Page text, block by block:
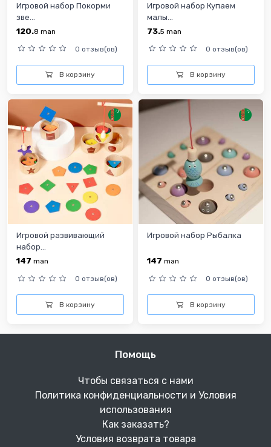
Игровой набор Покорми
зве...
120.8 man
0 отзыв(ов)
В корзину
Игровой набор Купаем
малы...
73.5 man
0 отзыв(ов)
В корзину
Игровой развивающий
набор...
147 man
0 отзыв(ов)
В корзину
Игровой набор Рыбалка
147 man
0 отзыв(ов)
В корзину
Помощь
Чтобы связаться с нами
Политика конфиденциальности и Условия
использования
Как заказать?
Условия возврата товара